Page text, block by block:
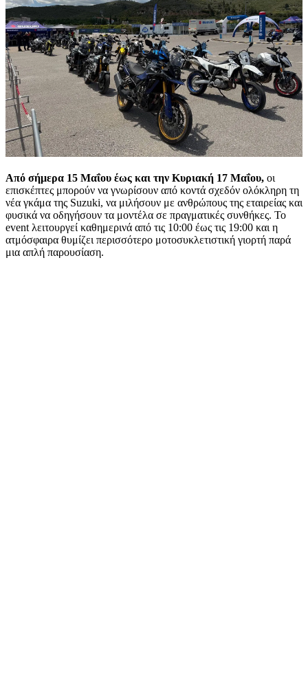
Από σήμερα 15 Μαΐου έως και την Κυριακή 17 Μαΐου, οι
επισκέπτες μπορούν να γνωρίσουν από κοντά σχεδόν ολόκληρη τη
νέα γκάμα της Suzuki, να μιλήσουν με ανθρώπους της εταιρείας και
φυσικά να οδηγήσουν τα μοντέλα σε πραγματικές συνθήκες. Το
event λειτουργεί καθημερινά από τις 10:00 έως τις 19:00 και η
ατμόσφαιρα θυμίζει περισσότερο μοτοσυκλετιστική γιορτή παρά
μια απλή παρουσίαση.